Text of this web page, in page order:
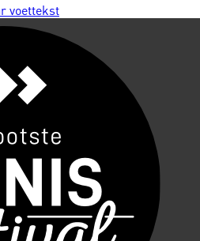
voettekst